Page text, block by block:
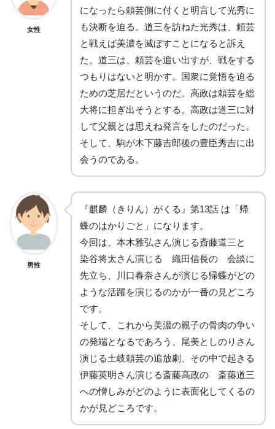
女性
になったら頼芸側に付くと明言して光秀に
も決断を迫る。道三を訪ねた光秀は、頼芸
と戦えば美濃を滅ぼすことになると訴え
た。道三は、頼芸を追い出すが、戦をする
つもりはないと明かす。国衆に覚悟を迫る
ための芝居だというのだ。高政は頼芸を総
大将に担ぎ出そうとする。高政は道三に対
して父親とは思えね発言をしたのだった。
そして、駒が木下藤吉郎後の豊臣秀吉に出
会うのである。
男性
『麒麟（きりん）がくる』第13話 は「帰
蝶のはかりごと」になります。
今回は、本木雅弘さん演じる斎藤道三と
染谷将太さん演じる 織田信長の 会談に
先立ち、川口春奈さんが演じる帰蝶がどの
ような活躍を演じるのかが一番の見どころ
です。
そして、これから美濃の親子の骨肉の争い
の発端となるであろう、尾美としのりさん
演じる土岐頼芸の追放劇、その中で起きる
伊藤英明さん演じる斎藤高政の 斎藤道三
への憎しみがどのように表面化してくるの
かが見どころです。